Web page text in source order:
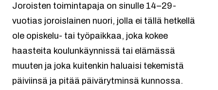
Joroisten toimintapaja on sinulle 14–29-
vuotias joroislainen nuori, jolla ei tällä hetkellä
ole opiskelu- tai työpaikkaa, joka kokee
haasteita koulunkäynnissä tai elämässä
muuten ja joka kuitenkin haluaisi tekemistä
päiviinsä ja pitää päivärytminsä kunnossa.